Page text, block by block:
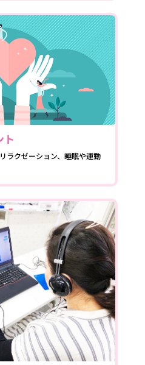
ト
ラクゼーション、睡眠や運動